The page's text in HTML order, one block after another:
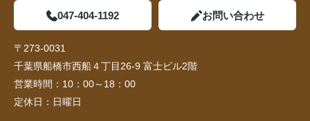
047-404-1192 お問い合わせ
〒273-0031
千葉県船橋市西船４丁目26-9 富士ビル2階
営業時間： 10：00～18：00
定休日： 日曜日